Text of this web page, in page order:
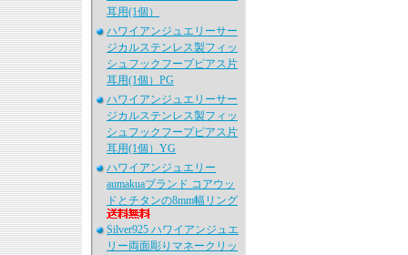
耳用(1個）
ハワイアンジュエリーサー
ジカルステンレス製フィッ
シュフックフープピアス片
耳用(1個）PG
ハワイアンジュエリーサー
ジカルステンレス製フィッ
シュフックフープピアス片
耳用(1個）YG
ハワイアンジュエリー
aumakuaブランド コアウッ
ドとチタンの8mm幅リング
Silver925 ハワイアンジュエ
リー両面彫りマネークリッ